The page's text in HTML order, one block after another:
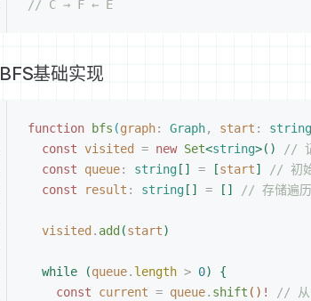
// C → F ← E
BFS基础实现
function bfs (graph: Graph, start : string
const visited = new Set<string>( )
//
const queue: string [ ] = [start]
// 初
const
result : string [ ] = [ ] // 存储遍历
visited . add (start)
while (queue. length > 0)
{
const current = queue. shift ( ) !
// 从